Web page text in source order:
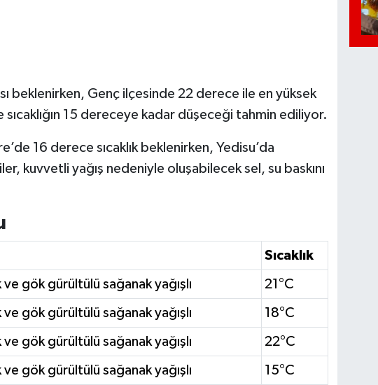
beklenirken, Genç ilçesinde 22 derece ile en yüksek
sıcaklığın 15 dereceye kadar düşeceği tahmin ediliyor.
16 derece sıcaklık beklenirken, Yedisu’da
kuvvetli yağış nedeniyle oluşabilecek sel, su baskını
Sıcaklık
gök gürültülü sağanak yağışlı 21°C
gök gürültülü sağanak yağışlı 18°C
gök gürültülü sağanak yağışlı 22°C
gök gürültülü sağanak yağışlı 15°C